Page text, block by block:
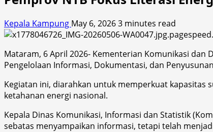
Kepala Kampung May 6, 20263 minutes read
Mataram, 6 April 2026- Kementerian Komunikasi dan
Pengelolaan Informasi, Dokumentasi, dan
Kegiatan ini, diarahkan untuk memperkuat kapasitas
ketahanan energi nasional.
Kepala Dinas Komunikasi, Informasi dan Statistik
sebatas menyampaikan informasi, tetapi telah